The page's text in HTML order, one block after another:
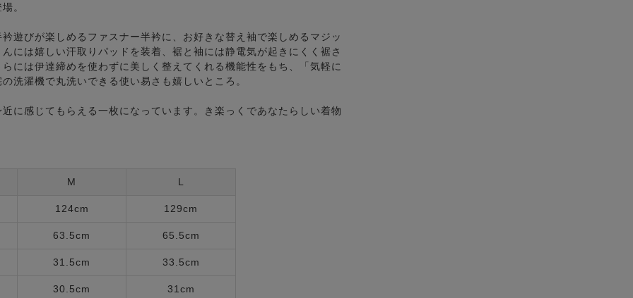
。
遊びが楽しめるファスナー半衿に、お好きな替え袖で楽しめるマジッ
には嬉しい汗取りパッドを装着、裾と袖には静電気が起きにくく裾さ
には伊達締めを使わずに美しく整えてくれる機能性をもち、「気軽に
洗濯機で丸洗いできる使い易さも嬉しいところ。
に感じてもらえる一枚になっています。き楽っくであなたらしい着物
M L
124cm 129cm
63.5cm 65.5cm
31.5cm 33.5cm
30.5cm 31cm